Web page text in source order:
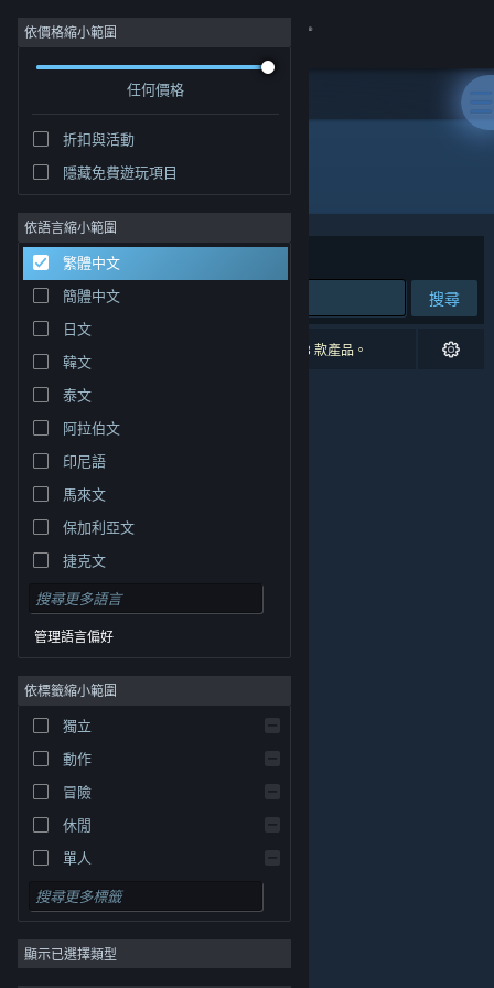
登入
社群
關於
客服
變更語言
取得 Steam 行動應用程式
檢視電腦版網頁
© Valve Corporation. 版權所有。所有商標皆為個別所有
權人在美國與其它國家（地區）之財產。隱私權政策|
法律聲明|輔助功能|Steam 訂戶協議|退款|
Cookie
依價格縮小範圍
任何價格
折扣與活動
隱藏免費遊玩項目
依語言縮小範圍
繁體中文
簡體中文
日文
韓文
泰文
阿拉伯文
印尼語
馬來文
保加利亞文
捷克文
丹麥文
德文
英文
西班牙文 - 西班牙
西班牙文 - 拉丁美洲
希臘文
管理語言偏好
依標籤縮小範圍
獨立
動作
冒險
休閒
單人
模擬
角色扮演
策略
顯示已選擇類型
發行商: Spin Slash
排序依據 相關性
搜尋
0 項相符的搜尋結果。 已根據您的偏好設定排除 3 款產品。